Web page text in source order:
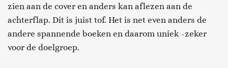
zien aan de cover en anders kan aflezen aan de
achterflap. Dit is juist tof. Het is net even anders de
andere spannende boeken en daarom uniek -zeker
voor de doelgroep.